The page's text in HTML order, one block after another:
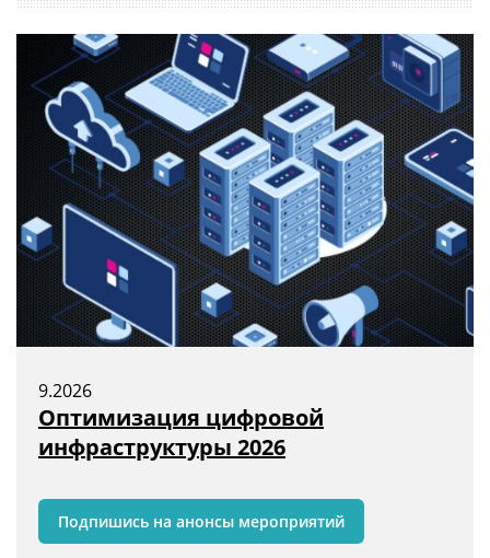
Подпишись на анонсы мероприятий
Оптимизация цифровой
инфраструктуры 2026
9.2026